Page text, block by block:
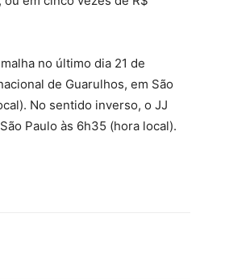
no último dia 21 de
de Guarulhos, em São
No sentido inverso, o JJ
Paulo às 6h35 (hora local).